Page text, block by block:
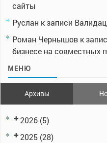
сайты
Руслан к записи
Роман Чернышов к
бизнесе на совместных
МЕНЮ
Архивы
2026 (5)
2025 (28)